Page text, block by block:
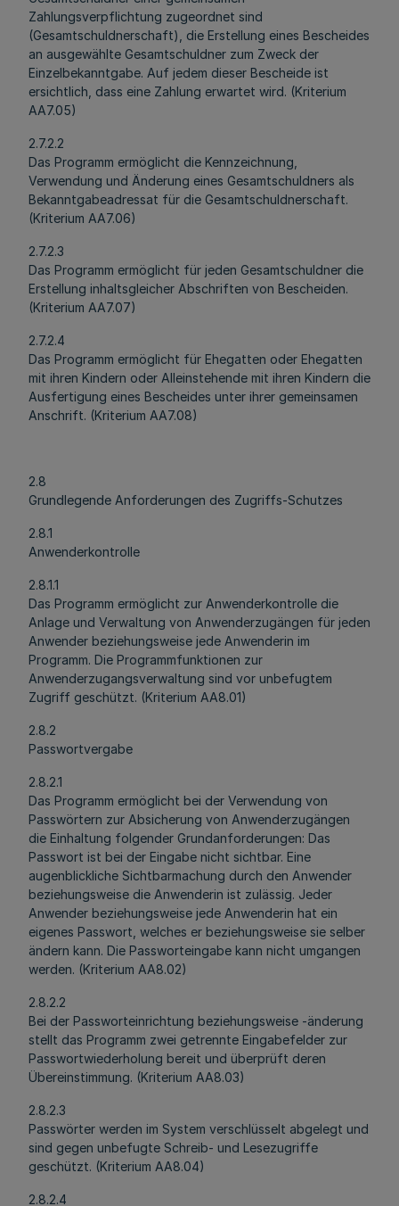
Zahlungsverpflichtung zugeordnet sind
(Gesamtschuldnerschaft), die Erstellung eines Bescheides
an ausgewählte Gesamtschuldner zum Zweck der
Einzelbekanntgabe. Auf jedem dieser Bescheide ist
ersichtlich, dass eine Zahlung erwartet wird. (Kriterium
AA7.05)
2.7.2.2
Das Programm ermöglicht die Kennzeichnung,
Verwendung und Änderung eines Gesamtschuldners als
Bekanntgabeadressat für die Gesamtschuldnerschaft.
(Kriterium AA7.06)
2.7.2.3
Das Programm ermöglicht für jeden Gesamtschuldner die
Erstellung inhaltsgleicher Abschriften von Bescheiden.
(Kriterium AA7.07)
2.7.2.4
Das Programm ermöglicht für Ehegatten oder Ehegatten
mit ihren Kindern oder Alleinstehende mit ihren Kindern die
Ausfertigung eines Bescheides unter ihrer gemeinsamen
Anschrift. (Kriterium AA7.08)
2.8
Grundlegende Anforderungen des Zugriffs-Schutzes
2.8.1
Anwenderkontrolle
2.8.1.1
Das Programm ermöglicht zur Anwenderkontrolle die
Anlage und Verwaltung von Anwenderzugängen für jeden
Anwender beziehungsweise jede Anwenderin im
Programm. Die Programmfunktionen zur
Anwenderzugangsverwaltung sind vor unbefugtem
Zugriff geschützt. (Kriterium AA8.01)
2.8.2
Passwortvergabe
2.8.2.1
Das Programm ermöglicht bei der Verwendung von
Passwörtern zur Absicherung von Anwenderzugängen
die Einhaltung folgender Grundanforderungen: Das
Passwort ist bei der Eingabe nicht sichtbar. Eine
augenblickliche Sichtbarmachung durch den Anwender
beziehungsweise die Anwenderin ist zulässig. Jeder
Anwender beziehungsweise jede Anwenderin hat ein
eigenes Passwort, welches er beziehungsweise sie selber
ändern kann. Die Passworteingabe kann nicht umgangen
werden. (Kriterium AA8.02)
2.8.2.2
Bei der Passworteinrichtung beziehungsweise -änderung
stellt das Programm zwei getrennte Eingabefelder zur
Passwortwiederholung bereit und überprüft deren
Übereinstimmung. (Kriterium AA8.03)
2.8.2.3
Passwörter werden im System verschlüsselt abgelegt und
sind gegen unbefugte Schreib- und Lesezugriffe
geschützt. (Kriterium AA8.04)
2.8.2.4